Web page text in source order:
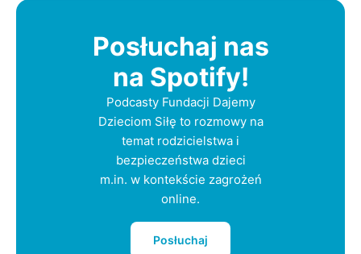
Posłuchaj nas
na Spotify!
Podcasty Fundacji Dajemy
Dzieciom Siłę to rozmowy na
temat rodzicielstwa i
bezpieczeństwa dzieci
m.in. w kontekście zagrożeń
online.
Posłuchaj